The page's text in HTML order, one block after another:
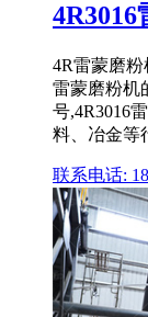
4R雷蒙磨
雷蒙磨粉机
号,4R3016
料、冶金等
联系电话: